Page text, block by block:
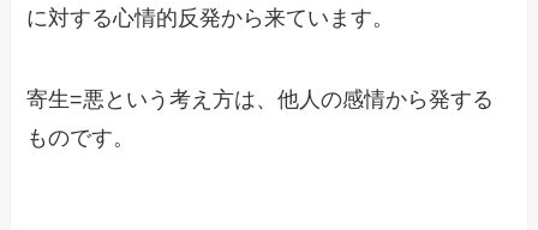
に対する心情的反発から来ています。
寄生=悪という考え方は、他人の感情から発する
ものです。